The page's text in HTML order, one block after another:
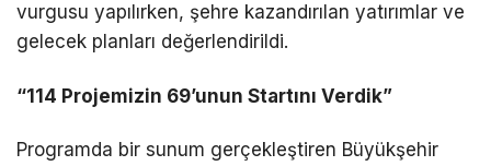
vurgusu yapılırken, şehre kazandırılan yatırımlar ve
gelecek planları değerlendirildi.
“114 Projemizin 69’unun Startını Verdik”
Programda bir sunum gerçekleştiren Büyükşehir